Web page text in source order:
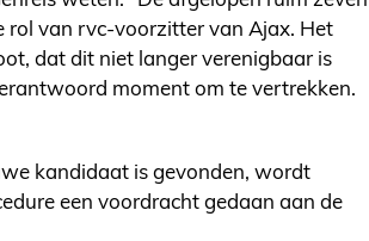
rol van rvc-voorzitter van Ajax. Het
dat dit niet langer verenigbaar is
moment om te vertrekken.
kandidaat is gevonden, wordt
een voordracht gedaan aan de